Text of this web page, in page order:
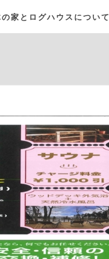
家とログハウスについて